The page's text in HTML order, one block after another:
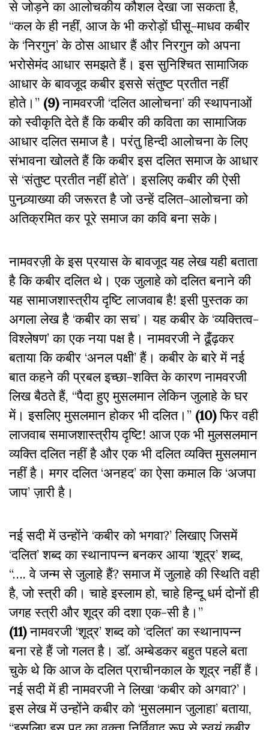
से जोड़ने का आलोचकीय कौशल देखा जा सकता है,
‘‘कल के ही नहीं, आज के भी करोड़ों घीसू-माधव कबीर
के ‘निरगुन’ के ठोस आधार हैं और निरगुन को अपना
भरोसेमंद आधार समझते हैं। इस सुनिश्चित सामाजिक
आधार के बावजूद कबीर इससे संतुष्ट प्रतीत नहीं
होते।’’ (9)नामवरजी ‘दलित आलोचना’ की स्थापनाओं
को स्वीकृति देते हैं कि कबीर की कविता का सामाजिक
आधार दलित समाज है। परंतु हिन्दी आलोचना के लिए
संभावना खोलते हैं कि कबीर इस दलित समाज के आधार
से ‘संतुष्ट प्रतीत नहीं होते’। इसलिए कबीर की ऐसी
पुनव्र्याख्या की जरूरत है जो उन्हें दलित-आलोचना को
अतिक्रमित कर पूरे समाज का कवि बना सके।
नामवरज़ी के इस प्रयास के बावजूद यह लेख यही बताता
है कि कबीर दलित थे। एक जुलाहे को दलित बनाने की
यह सामाजशास्त्रीय दृष्टि लाजवाब है! इसी पुस्तक का
अगला लेख है ‘कबीर का सच’। यह कबीर के ‘व्यक्तित्व-
विश्लेषण’ का एक नया पक्ष है। नामवरजी ने ढूँढ़कर
बताया कि कबीर ‘अनल पक्षी’ हैं। कबीर के बारे में नई
बात कहने की प्रबल इच्छा-शक्ति के कारण नामवरजी
लिख बैठते हैं, ‘‘पैदा हुए मुसलमान लेकिन जुलाहे के घर
में। इसलिए मुसलमान होकर भी दलित।’’ (10)फिर वही
लाजवाब समाजशास्त्रीय दृष्टि! आज एक भी मुलसलमान
व्यक्ति दलित नहीं है और एक भी दलित व्यक्ति मुसलमान
नहीं है। मगर दलित ‘अनहद’ का ऐसा कमाल कि ‘अजपा
जाप’ ज़ारी है।
नई सदी में उन्होंने ‘कबीर को भगवा?’ लिखाए जिसमें
‘दलित’ शब्द का स्थानापन्न बनकर आया ‘शूद्र’ शब्द,
‘‘…. वे जन्म से जुलाहे हैं? समाज में जुलाहे की स्थिति वही
है, जो स्त्री की। चाहे इस्लाम हो, चाहे हिन्दू धर्म दोनों ही
जगह स्त्री और शूद्र की दशा एक-सी है।’’
(11)नामवरजी ‘शूद्र’ शब्द को ‘दलित’ का स्थानापन्न
बना रहे हैं जो गलत है। डाॅ. अम्बेडकर बहुत पहले बता
चुके थे कि आज के दलित प्राचीनकाल के शूद्र नहीं हैं।
नई सदी में ही नामवरजी ने लिखा ‘कबीर को अगवा?’।
इस लेख में उन्होंने कबीर को ‘मुसलमान जुलाहा’ बताया,